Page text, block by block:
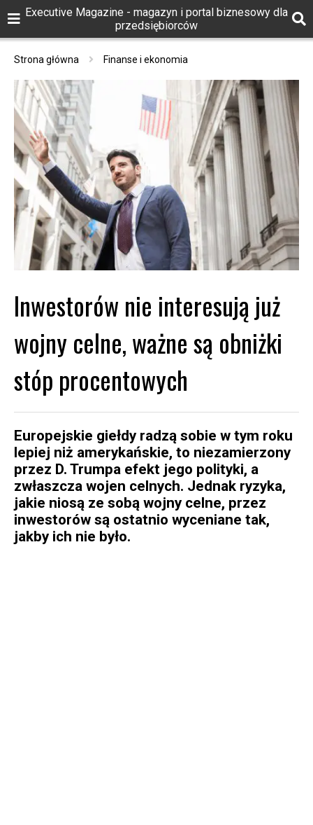
Executive Magazine - magazyn i portal biznesowy dla
przedsiębiorców
Strona główna Finanse i ekonomia
Inwestorów nie interesują już
wojny celne, ważne są obniżki
stóp procentowych
Europejskie giełdy radzą sobie w tym roku
lepiej niż amerykańskie, to niezamierzony
przez D. Trumpa efekt jego polityki, a
zwłaszcza wojen celnych. Jednak ryzyka,
jakie niosą ze sobą wojny celne, przez
inwestorów są ostatnio wyceniane tak,
jakby ich nie było.